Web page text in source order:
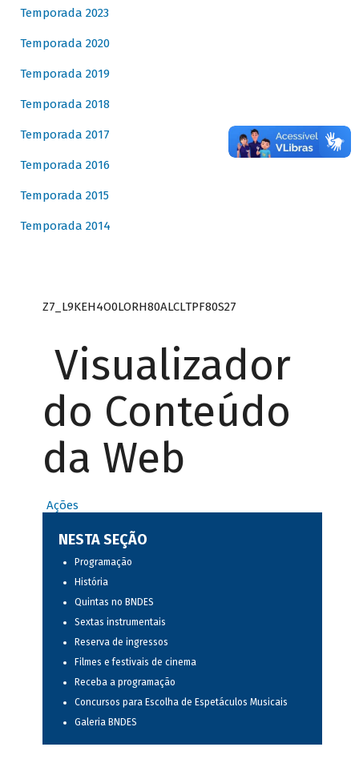
Temporada 2023
Temporada 2020
Temporada 2019
Temporada 2018
Temporada 2017
Temporada 2016
Temporada 2015
Temporada 2014
Z7_L9KEH4O0LORH80ALCLTPF80S27
Visualizador
do Conteúdo
da Web
Ações
NESTA SEÇÃO
Programação
História
Quintas no BNDES
Sextas instrumentais
Reserva de ingressos
Filmes e festivais de cinema
Receba a programação
Concursos para Escolha de Espetáculos Musicais
Galeria BNDES